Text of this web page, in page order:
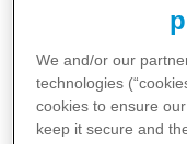
woorden; het is
patiënten moeite
informatie zeker
We and/or our
technologies
cookies to ensure
keep it secure and